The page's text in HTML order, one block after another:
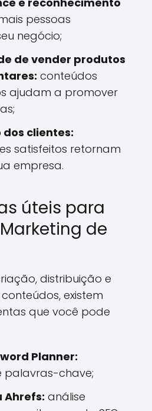
pessoas
negócio;
de vender produtos
conteúdos
ajudam a promover
clientes:
satisfeitos retornam
empresa.
úteis para
de
distribuição e
existem
que você pode
Planner:
palavras-chave;
Ahrefs: análise